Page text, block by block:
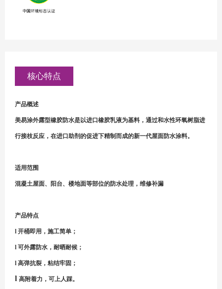
核心特点
产品概述
美易涂外露型橡胶防水是以进口橡胶乳液为基料，通过和水性环氧树脂进
行接枝反应，在进口助剂的促进下精制而成的新一代屋面防水涂料。
适用范围
混凝土屋面、阳台、楼地面等部位的防水处理，维修补漏
产品特点
l 开桶即用，施工简单；
l 可外露防水，耐晒耐候；
l 高弹抗裂，粘结牢固；
l 高附着力，可上人踩。